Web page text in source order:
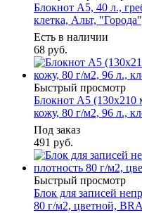
Блокнот А5, 40 л.,
клетка, Альт,
Есть в наличии
68 руб.
Быстрый просмотр
Блокнот А5
кожу, 80 г/м2, 96 л.,
Под заказ
491 руб.
Быстрый просмотр
Блок для записей
80 г/м2, цветной,